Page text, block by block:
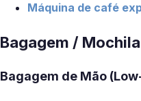
Máquina de café
Bagagem /
Bagagem de Mão